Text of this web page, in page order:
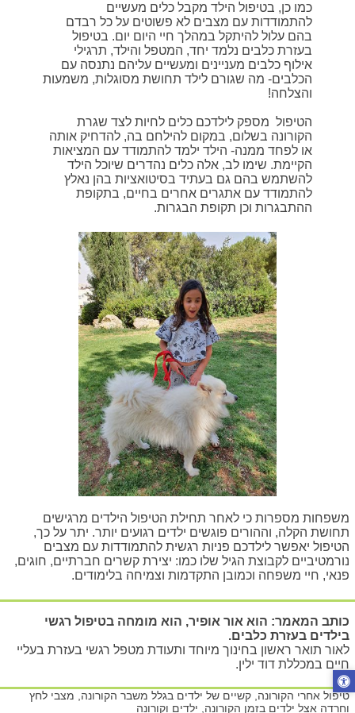
טיפול אחרי הקורונה, קשיים של ילדים בגלל משבר הקורונה, מצבי לחץ
וחרדה אצל ילדים בזמן הקורונה, ילדים וקורונה
כותב המאמר: הוא אור אופיר, הוא מומחה בטיפול רגשי
בילדים בעזרת כלבים.
לאור תואר ראשון בחינוך מיוחד ותעודת מטפל רגשי בעזרת בעליי
חיים במכללת דוד ילין.
כמו כן, בטיפול הילד מקבל כלים מעשיים
להתמודדות עם מצבים לא פשוטים על כל רבדם
בהם עלול להיתקל במהלך חיי היום יום. בטיפול
בעזרת כלבים נלמד יחד, המטפל והילד, תרגילי
אילוף כלבים מעניינים ומעשיים עליהם נתנסה עם
הכלבים- מה שגורם לילד תחושת מסוגלות, משמעות
והצלחה!
הטיפול מספק לילדכם כלים לחיות לצד שגרת
הקורונה בשלום, במקום להילחם בה, להדחיק אותה
או לפחד ממנה- הילד ילמד להתמודד עם המציאות
הקיימת. שימו לב, אלה כלים נהדרים שיוכל הילד
להשתמש בהם גם בעתיד בסיטואציות בהן נאלץ
להתמודד עם אתגרים אחרים בחיים, בתקופת
ההתבגרות וכן תקופת הבגרות.
משפחות מספרות כי לאחר תחילת הטיפול הילדים מרגישים
תחושת הקלה, וההורים פוגשים ילדים רגועים יותר. יתר על כך,
הטיפול יאפשר לילדכם פניות רגשית להתמודדות עם מצבים
נורמטיביים לקבוצת הגיל שלו כמו: יצירת קשרים חברתיים, חוגים,
פנאי, חיי משפחה וכמובן התקדמות וצמיחה בלימודים.